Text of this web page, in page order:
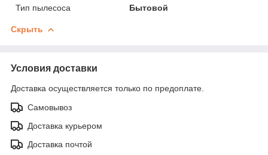
Тип пылесоса
Бытовой
Скрыть
Условия доставки
Доставка осуществляется только по предоплате.
Самовывоз
Доставка курьером
Доставка почтой